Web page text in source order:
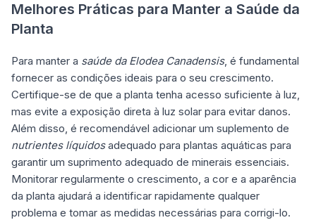
Melhores Práticas para Manter a Saúde da
Planta
Para manter a saúde da Elodea Canadensis, é fundamental
fornecer as condições ideais para o seu crescimento.
Certifique-se de que a planta tenha acesso suficiente à luz,
mas evite a exposição direta à luz solar para evitar danos.
Além disso, é recomendável adicionar um suplemento de
nutrientes líquidosadequado para plantas aquáticas para
garantir um suprimento adequado de minerais essenciais.
Monitorar regularmente o crescimento, a cor e a aparência
da planta ajudará a identificar rapidamente qualquer
problema e tomar as medidas necessárias para corrigi-lo.